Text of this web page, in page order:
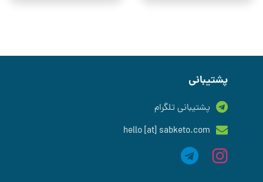
پشتیبانی
پشتیبانی تلگرام
hello [at] sabketo.com